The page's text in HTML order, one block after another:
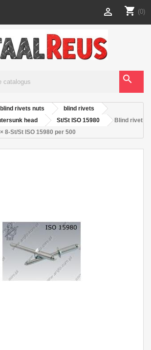
shopping_cart (0)

search
rivets nuts
blind rivets
head St/St ISO 15980
Blind rivet
8-St/St ISO 15980 per 500